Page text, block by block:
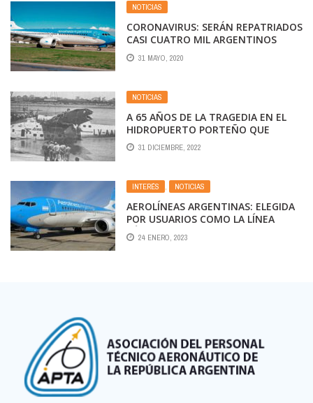
NOTICIAS
CORONAVIRUS: SERÁN REPATRIADOS
CASI CUATRO MIL ARGENTINOS
31 MAYO, 2020
NOTICIAS
A 65 AÑOS DE LA TRAGEDIA EN EL
HIDROPUERTO PORTEÑO QUE
DESACTIVÓ LAS «PISTAS DE AGUA»
31 DICIEMBRE, 2022
INTERÉS , NOTICIAS
AEROLÍNEAS ARGENTINAS: ELEGIDA
POR USUARIOS COMO LA LÍNEA
AÉREA SUDAMERICANA CON MENOS
QUEJAS
24 ENERO, 2023